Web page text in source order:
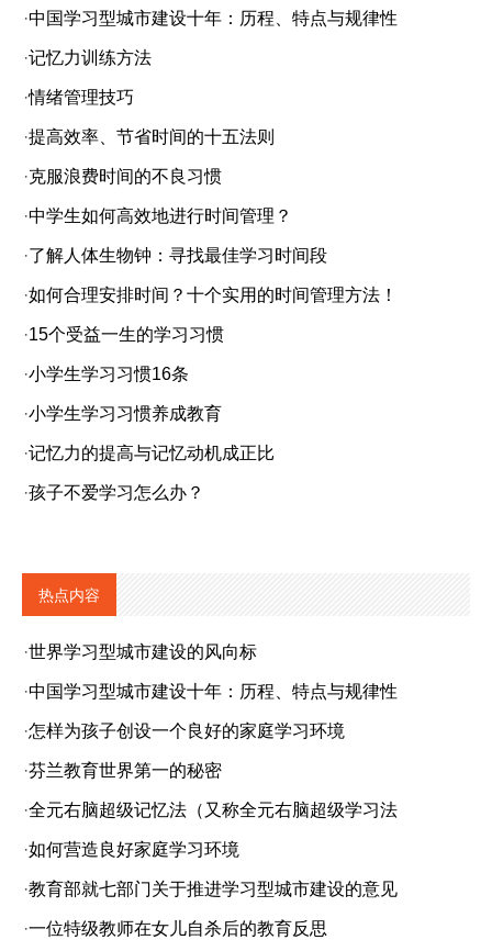
·中国学习型城市建设十年：历程、特点与规律性
·记忆力训练方法
·情绪管理技巧
·提高效率、节省时间的十五法则
·克服浪费时间的不良习惯
·中学生如何高效地进行时间管理？
·了解人体生物钟：寻找最佳学习时间段
·如何合理安排时间？十个实用的时间管理方法！
·15个受益一生的学习习惯
·小学生学习习惯16条
·小学生学习习惯养成教育
·记忆力的提高与记忆动机成正比
·孩子不爱学习怎么办？
热点内容
·世界学习型城市建设的风向标
·中国学习型城市建设十年：历程、特点与规律性
·怎样为孩子创设一个良好的家庭学习环境
·芬兰教育世界第一的秘密
·全元右脑超级记忆法（又称全元右脑超级学习法
·如何营造良好家庭学习环境
·教育部就七部门关于推进学习型城市建设的意见
·一位特级教师在女儿自杀后的教育反思